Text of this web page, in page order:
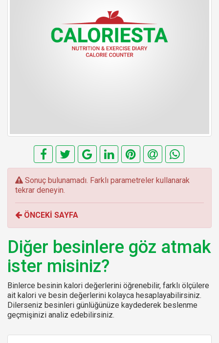
E
r
o
r
:
Sonuç bulunamadı. Farklı parametreler kullanarak
tekrar deneyin.
ÖNCEKİ SAYFA
Diğer besinlere göz atmak
ister misiniz?
Binlerce besinin kalori değerlerini öğrenebilir, farklı ölçülere
ait kalori ve besin değerlerini kolayca hesaplayabilirsiniz.
Dilerseniz besinleri günlüğünüze kaydederek beslenme
geçmişinizi analiz edebilirsiniz.